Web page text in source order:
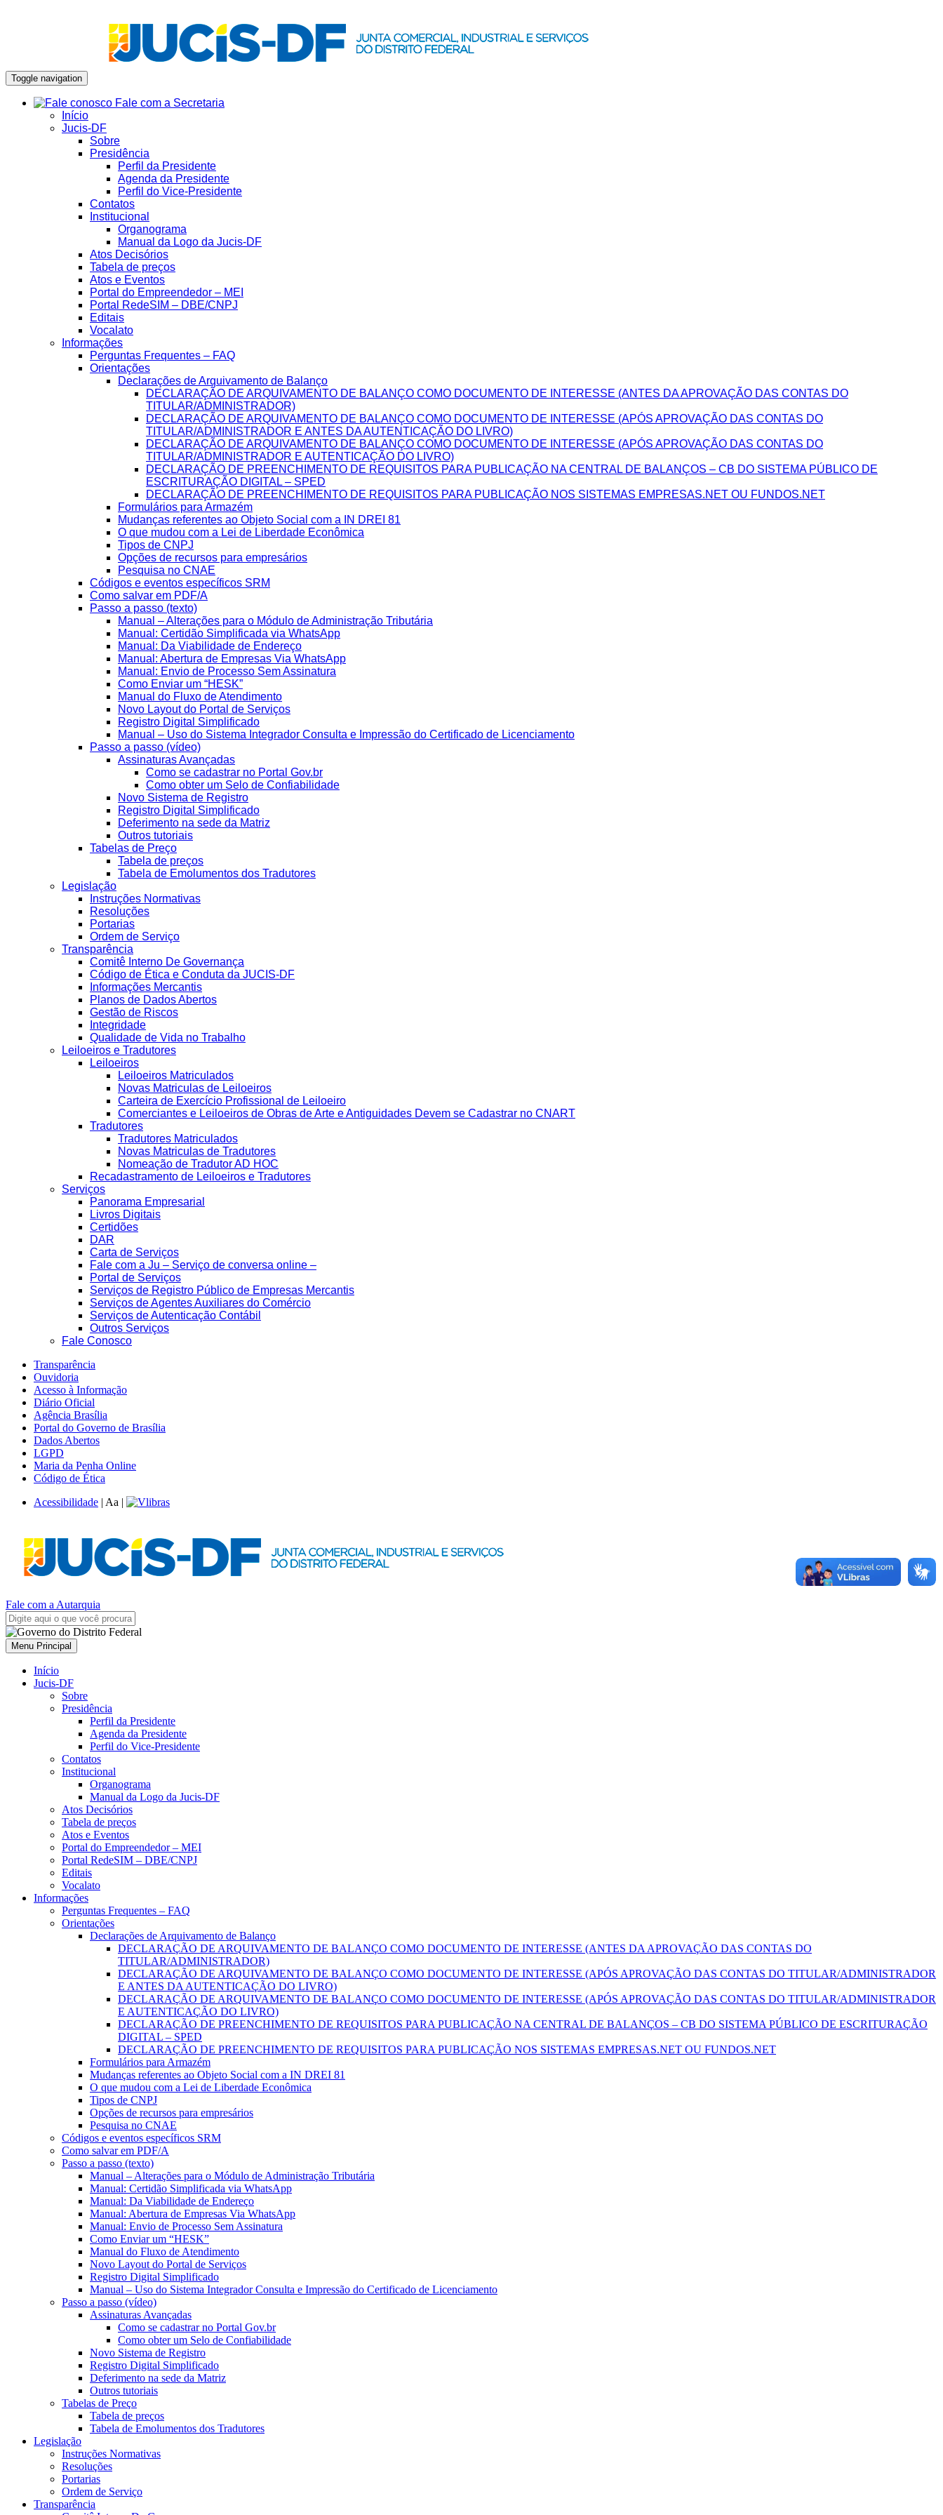
Toggle navigation
Fale com a Secretaria
Início
Jucis-DF
Sobre
Presidência
Perfil da Presidente
Agenda da Presidente
Perfil do Vice-Presidente
Contatos
Institucional
Organograma
Manual da Logo da Jucis-DF
Atos Decisórios
Tabela de preços
Atos e Eventos
Portal do Empreendedor – MEI
Portal RedeSIM – DBE/CNPJ
Editais
Vocalato
Informações
Perguntas Frequentes – FAQ
Orientações
Declarações de Arquivamento de Balanço
DECLARAÇÃO DE ARQUIVAMENTO DE BALANÇO COMO DOCUMENTO DE INTERESSE (ANTES DA APROVAÇÃO DAS CONTAS DO
TITULAR/ADMINISTRADOR)
DECLARAÇÃO DE ARQUIVAMENTO DE BALANÇO COMO DOCUMENTO DE INTERESSE (APÓS APROVAÇÃO DAS CONTAS DO
TITULAR/ADMINISTRADOR E ANTES DA AUTENTICAÇÃO DO LIVRO)
DECLARAÇÃO DE ARQUIVAMENTO DE BALANÇO COMO DOCUMENTO DE INTERESSE (APÓS APROVAÇÃO DAS CONTAS DO
TITULAR/ADMINISTRADOR E AUTENTICAÇÃO DO LIVRO)
DECLARAÇÃO DE PREENCHIMENTO DE REQUISITOS PARA PUBLICAÇÃO NA CENTRAL DE BALANÇOS – CB DO SISTEMA PÚBLICO DE
ESCRITURAÇÃO DIGITAL – SPED
DECLARAÇÃO DE PREENCHIMENTO DE REQUISITOS PARA PUBLICAÇÃO NOS SISTEMAS EMPRESAS.NET OU FUNDOS.NET
Formulários para Armazém
Mudanças referentes ao Objeto Social com a IN DREI 81
O que mudou com a Lei de Liberdade Econômica
Tipos de CNPJ
Opções de recursos para empresários
Pesquisa no CNAE
Códigos e eventos específicos SRM
Como salvar em PDF/A
Passo a passo (texto)
Manual – Alterações para o Módulo de Administração Tributária
Manual: Certidão Simplificada via WhatsApp
Manual: Da Viabilidade de Endereço
Manual: Abertura de Empresas Via WhatsApp
Manual: Envio de Processo Sem Assinatura
Como Enviar um “HESK”
Manual do Fluxo de Atendimento
Novo Layout do Portal de Serviços
Registro Digital Simplificado
Manual – Uso do Sistema Integrador Consulta e Impressão do Certificado de Licenciamento
Passo a passo (vídeo)
Assinaturas Avançadas
Como se cadastrar no Portal Gov.br
Como obter um Selo de Confiabilidade
Novo Sistema de Registro
Registro Digital Simplificado
Deferimento na sede da Matriz
Outros tutoriais
Tabelas de Preço
Tabela de preços
Tabela de Emolumentos dos Tradutores
Legislação
Instruções Normativas
Resoluções
Portarias
Ordem de Serviço
Transparência
Comitê Interno De Governança
Código de Ética e Conduta da JUCIS-DF
Informações Mercantis
Planos de Dados Abertos
Gestão de Riscos
Integridade
Qualidade de Vida no Trabalho
Leiloeiros e Tradutores
Leiloeiros
Leiloeiros Matriculados
Novas Matriculas de Leiloeiros
Carteira de Exercício Profissional de Leiloeiro
Comerciantes e Leiloeiros de Obras de Arte e Antiguidades Devem se Cadastrar no CNART
Tradutores
Tradutores Matriculados
Novas Matriculas de Tradutores
Nomeação de Tradutor AD HOC
Recadastramento de Leiloeiros e Tradutores
Serviços
Panorama Empresarial
Livros Digitais
Certidões
DAR
Carta de Serviços
Fale com a Ju – Serviço de conversa online –
Portal de Serviços
Serviços de Registro Público de Empresas Mercantis
Serviços de Agentes Auxiliares do Comércio
Serviços de Autenticação Contábil
Outros Serviços
Fale Conosco
Transparência
Ouvidoria
Acesso à Informação
Diário Oficial
Agência Brasília
Portal do Governo de Brasília
Dados Abertos
LGPD
Maria da Penha Online
Código de Ética
Acessibilidade | Aa |
Fale com a Autarquia
Menu Principal
Início
Jucis-DF
Sobre
Presidência
Perfil da Presidente
Agenda da Presidente
Perfil do Vice-Presidente
Contatos
Institucional
Organograma
Manual da Logo da Jucis-DF
Atos Decisórios
Tabela de preços
Atos e Eventos
Portal do Empreendedor – MEI
Portal RedeSIM – DBE/CNPJ
Editais
Vocalato
Informações
Perguntas Frequentes – FAQ
Orientações
Declarações de Arquivamento de Balanço
DECLARAÇÃO DE ARQUIVAMENTO DE BALANÇO COMO DOCUMENTO DE INTERESSE (ANTES DA APROVAÇÃO DAS CONTAS DO
TITULAR/ADMINISTRADOR)
DECLARAÇÃO DE ARQUIVAMENTO DE BALANÇO COMO DOCUMENTO DE INTERESSE (APÓS APROVAÇÃO DAS CONTAS DO TITULAR/ADMINISTRADOR
E ANTES DA AUTENTICAÇÃO DO LIVRO)
DECLARAÇÃO DE ARQUIVAMENTO DE BALANÇO COMO DOCUMENTO DE INTERESSE (APÓS APROVAÇÃO DAS CONTAS DO TITULAR/ADMINISTRADOR
E AUTENTICAÇÃO DO LIVRO)
DECLARAÇÃO DE PREENCHIMENTO DE REQUISITOS PARA PUBLICAÇÃO NA CENTRAL DE BALANÇOS – CB DO SISTEMA PÚBLICO DE ESCRITURAÇÃO
DIGITAL – SPED
DECLARAÇÃO DE PREENCHIMENTO DE REQUISITOS PARA PUBLICAÇÃO NOS SISTEMAS EMPRESAS.NET OU FUNDOS.NET
Formulários para Armazém
Mudanças referentes ao Objeto Social com a IN DREI 81
O que mudou com a Lei de Liberdade Econômica
Tipos de CNPJ
Opções de recursos para empresários
Pesquisa no CNAE
Códigos e eventos específicos SRM
Como salvar em PDF/A
Passo a passo (texto)
Manual – Alterações para o Módulo de Administração Tributária
Manual: Certidão Simplificada via WhatsApp
Manual: Da Viabilidade de Endereço
Manual: Abertura de Empresas Via WhatsApp
Manual: Envio de Processo Sem Assinatura
Como Enviar um “HESK”
Manual do Fluxo de Atendimento
Novo Layout do Portal de Serviços
Registro Digital Simplificado
Manual – Uso do Sistema Integrador Consulta e Impressão do Certificado de Licenciamento
Passo a passo (vídeo)
Assinaturas Avançadas
Como se cadastrar no Portal Gov.br
Como obter um Selo de Confiabilidade
Novo Sistema de Registro
Registro Digital Simplificado
Deferimento na sede da Matriz
Outros tutoriais
Tabelas de Preço
Tabela de preços
Tabela de Emolumentos dos Tradutores
Legislação
Instruções Normativas
Resoluções
Portarias
Ordem de Serviço
Transparência